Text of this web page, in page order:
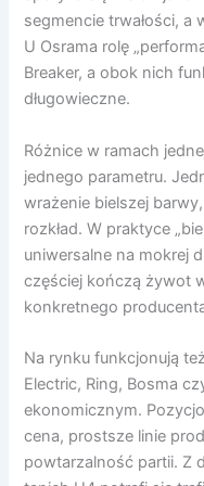
segmencie trwałości, a
U Osrama rolę
Breaker, a obok nich
długowieczne.
Różnice w ramach
jednego parametru.
wrażenie bielszej
rozkład. W praktyce
uniwersalne na mokrej
częściej kończą żywot
konkretnego
Na rynku funkcjonują
Electric, Ring, Bosma
ekonomicznym.
cena, prostsze linie
powtarzalność partii. Z